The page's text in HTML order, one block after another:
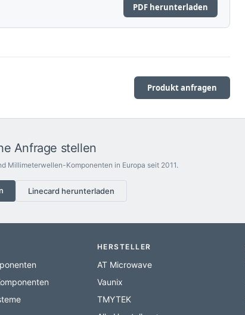
PDF herunterladen
Produkt anfragen
Anfrage stellen
Millimeterwellen-Komponenten in Europa seit 2011.
Linecard herunterladen
HERSTELLER
AT Microwave
Vaunix
TMYTEK